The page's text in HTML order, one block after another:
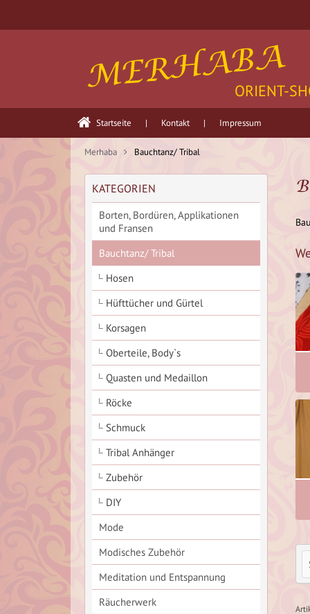
MERHABA
ORIENT-
Startseite | Kontakt | Impressum
Merhaba Bauchtanz/ Tribal
KATEGORIEN
Borten, Bordüren, Applikationen
und Fransen
Bauchtanz/ Tribal
Hosen
Hüfttücher und Gürtel
Korsagen
Oberteile, Body`s
Quasten und Medaillon
Röcke
Schmuck
Tribal Anhänger
Zubehör
DIY
Mode
Modisches Zubehör
Meditation und Entspannung
Räucherwerk